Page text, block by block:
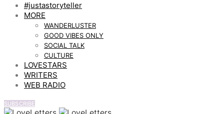
#justastoryteller
MORE
WANDERLUSTER
GOOD VIBES ONLY
SOCIAL TALK
CULTURE
LOVESTARS
WRITERS
WEB RADIO
SUBSCRIBE